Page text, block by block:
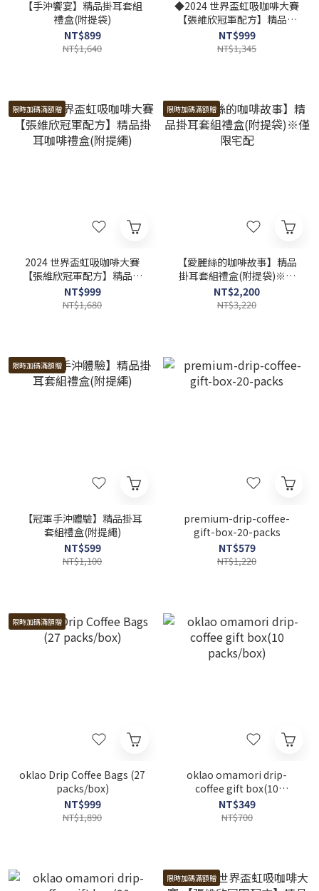
【手沖饗宴】精品掛耳套組
禮盒(附提袋)
NT$899
NT$1,640
◆2024 世界盃虹吸咖啡大賽
【張維欣冠軍配方】精品掛
耳咖啡+蝶語千層禮盒(附提
繩)※僅限台灣本島宅配
NT$999
NT$1,345
限時加碼滿額贈
2024 世界盃虹吸咖啡大賽
【張維欣冠軍配方】精品掛
耳咖啡禮盒(附提繩)
NT$999
NT$1,680
限時加碼滿額贈
【愛麗絲的咖啡故事】精品
掛耳套組禮盒(附提袋)※僅
限宅配
NT$2,200
NT$3,220
限時加碼滿額贈
【冠軍手沖體驗】精品掛耳
套組禮盒(附提繩)
NT$599
NT$1,100
premium-drip-coffee-
gift-box-20-packs
NT$579
NT$1,220
限時加碼滿額贈
oklao Drip Coffee Bags (27
packs/box)
NT$999
NT$1,890
oklao omamori drip-
coffee gift box(10
packs/box)
NT$349
NT$700
限時加碼滿額贈